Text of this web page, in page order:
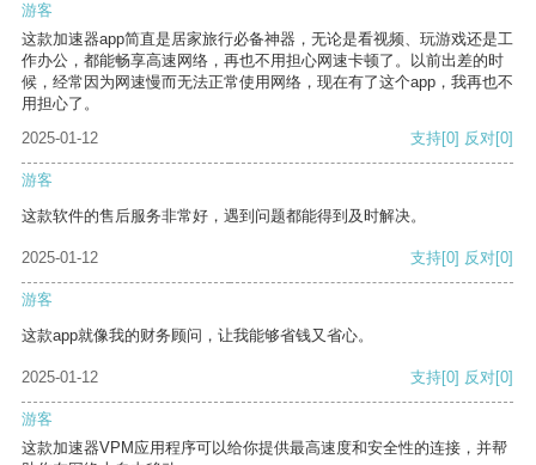
游客
这款加速器app简直是居家旅行必备神器，无论是看视频、玩游戏还是工
作办公，都能畅享高速网络，再也不用担心网速卡顿了。以前出差的时
候，经常因为网速慢而无法正常使用网络，现在有了这个app，我再也不
用担心了。
2025-01-12
支持[0] 反对[0]
游客
这款软件的售后服务非常好，遇到问题都能得到及时解决。
2025-01-12 支持[0] 反对[0]
游客
这款app就像我的财务顾问，让我能够省钱又省心。
2025-01-12 支持[0] 反对[0]
游客
这款加速器VPM应用程序可以给你提供最高速度和安全性的连接，并帮